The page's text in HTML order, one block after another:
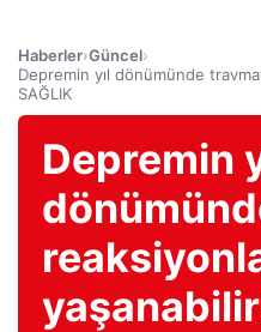
Haberler›Güncel›
Depremin yıl dönümünde
SAĞLIK
Depremin